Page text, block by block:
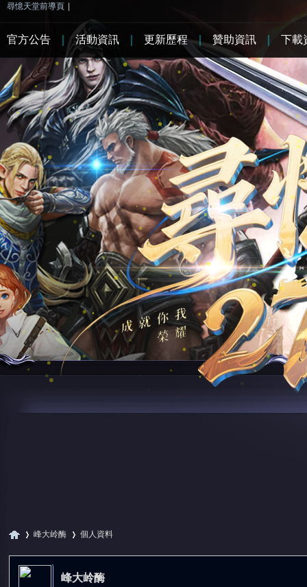
尋憶天堂前導頁
峰大岭酶 個人資料
峰大岭酶